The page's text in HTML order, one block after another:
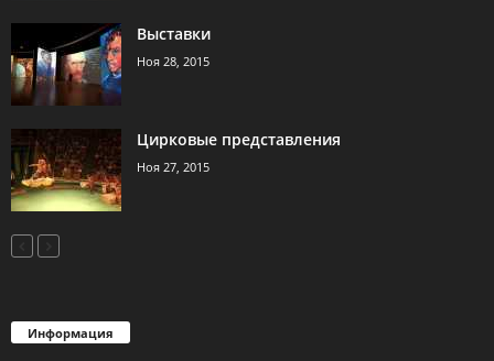
Выставки
Ноя 28, 2015
Цирковые представления
Ноя 27, 2015
Информация